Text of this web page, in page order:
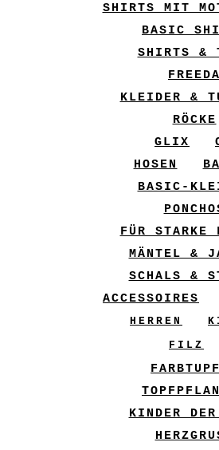
SHIRTS MIT
BASIC
SHIRTS &
FREEDA
KLEIDER &
RÖCKE
GLIX
HOSEN
BASIC-
FÜR STARKE
MÄNTEL &
SCHALS &
ACCESSOIRES
HERREN
FILZ
KINDER